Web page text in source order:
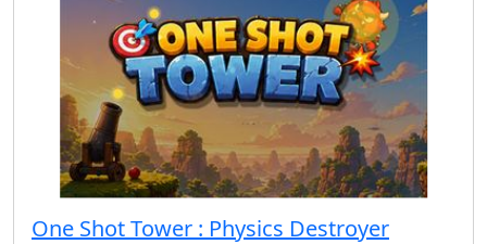
One Shot Tower : Physics Destroyer